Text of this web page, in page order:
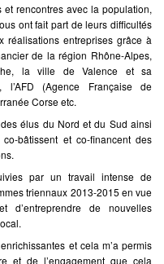
rencontres avec la population,
ont fait part de leurs difficultés
réalisations entreprises grâce à
de la région Rhône-Alpes,
la ville de Valence et sa
l’AFD (Agence Française de
Corse etc.
élus du Nord et du Sud ainsi
bâtissent et co-financent des
par un travail intense de
triennaux 2013-2015 en vue
de nouvelles
et cela m’a permis
et de l’engagement que cela